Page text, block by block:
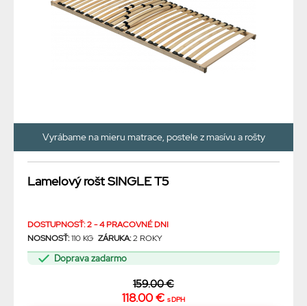
Vyrábame na mieru matrace, postele z masívu a rošty
Lamelový rošt SINGLE T5
DOSTUPNOSŤ: 2 - 4 PRACOVNÉ DNI
NOSNOSŤ:110 KG ZÁRUKA:2 ROKY
Doprava zadarmo
159.00 €
118.00 € s DPH